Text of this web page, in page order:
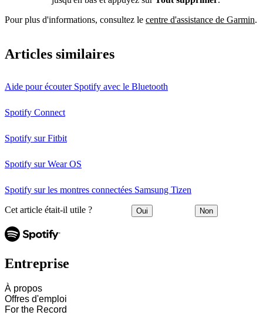
Pour plus d'informations, consultez le centre d'assistance de Garmin.
Articles similaires
Aide pour écouter Spotify avec le Bluetooth
Spotify Connect
Spotify sur Fitbit
Spotify sur Wear OS
Spotify sur les montres connectées Samsung Tizen
Cet article était-il utile ? Oui Non
Entreprise
À propos
Offres d'emploi
For the Record